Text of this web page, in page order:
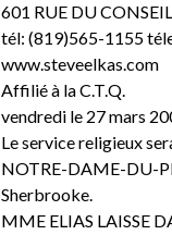
601 RUE DU
tél: (819)565-1155
www.steveelkas.com
Affilié à la C.T.Q.
vendredi le 27 mars
Le service religieux
NOTRE-DAME-DU-
Sherbrooke.
MME ELIAS LAISSE